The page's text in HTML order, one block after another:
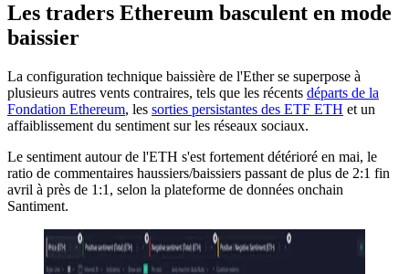
Les traders Ethereum basculent en mode
baissier
La configuration technique baissière de l'Ether se superpose à
plusieurs autres vents contraires, tels que les récents départs de la
Fondation Ethereum, les sorties persistantes des ETF ETH et un
affaiblissement du sentiment sur les réseaux sociaux.
Le sentiment autour de l'ETH s'est fortement détérioré en mai, le
ratio de commentaires haussiers/baissiers passant de plus de 2:1 fin
avril à près de 1:1, selon la plateforme de données onchain
Santiment.